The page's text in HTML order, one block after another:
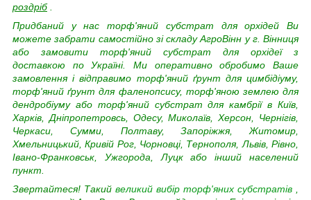
роздріб
Придбаний у нас торф'яний субстрат для орхідей Ви
можете забрати самостійно зі складу АгроВінн у г. Вінниця
або замовити торф'яний субстрат для орхідеї з
доставкою по Україні. Ми оперативно обробимо Ваше
замовлення і відправимо торф'яний ґрунт для цимбідіуму,
торф'яний ґрунт для фаленопсису, торф'яною землею для
дендробіуму або торф'яний субстрат для камбрії в Київ,
Харків, Дніпропетровсь, Одесу, Миколаїв, Херсон, Чернігів,
Черкаси, Сумми, Полтаву, Запоріжжя, Житомир,
Хмельницький, Кривій Рог, Чорновці, Тернополя, Львів, Рівно,
Івано-Франковськ, Ужгорода, Луцк або інший населений
пункт.
Звертайтеся! Такий великий вибір торф'яних субстратів